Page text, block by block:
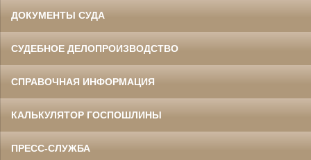
ДОКУМЕНТЫ СУДА
СУДЕБНОЕ ДЕЛОПРОИЗВОДСТВО
СПРАВОЧНАЯ ИНФОРМАЦИЯ
КАЛЬКУЛЯТОР ГОСПОШЛИНЫ
ПРЕСС-СЛУЖБА